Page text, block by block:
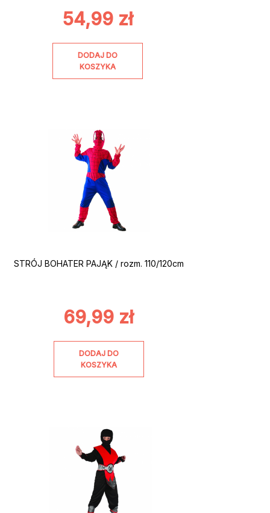
54,99 zł
DODAJ DO
KOSZYKA
STRÓJ BOHATER PAJĄK / rozm. 110/120cm
69,99 zł
DODAJ DO
KOSZYKA